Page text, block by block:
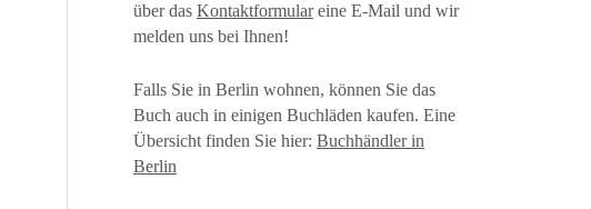
über dasKontaktformulareine E-Mail und wir
melden uns bei Ihnen!
Falls Sie in Berlin wohnen, können Sie das
Buch auch in einigen Buchläden kaufen. Eine
Übersicht finden Sie hier:Buchhändler in
Berlin